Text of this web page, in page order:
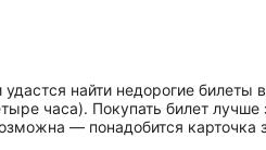
найти недорогие билеты
часа). Покупать билет
— понадобится карточка